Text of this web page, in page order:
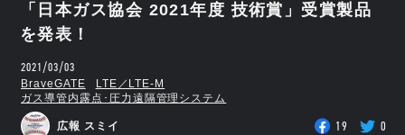
「日本ガス協会 2021年度 技術賞」受賞製品
を発表！
2021/03/03
BraveGATE
LTE／LTE-M
ガス導管内露点･圧力遠隔管理システム
広報 スミイ 19 0